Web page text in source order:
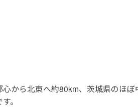
から北東へ約80km、茨城県のほ
。